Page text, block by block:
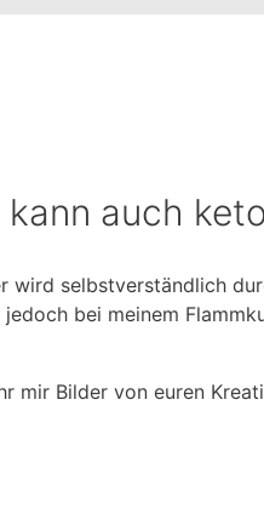
auch
wird selbstverständlich
bei meinem
mir Bilder von euren